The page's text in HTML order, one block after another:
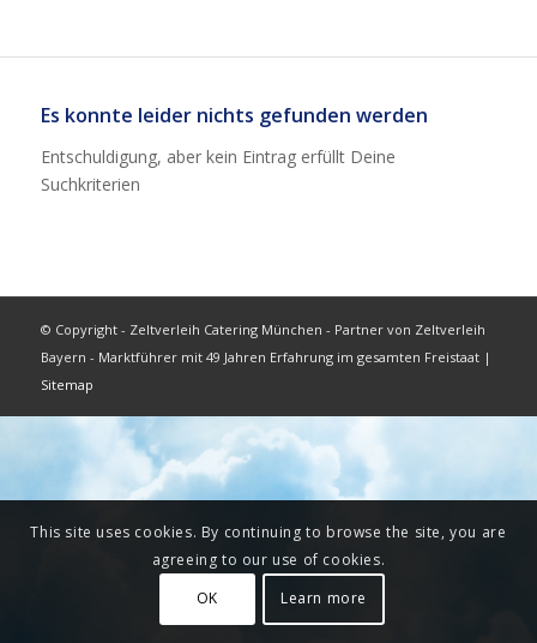
Es konnte leider nichts gefunden werden
Entschuldigung, aber kein Eintrag erfüllt Deine
Suchkriterien
© Copyright - Zeltverleih Catering München - Partner von Zeltverleih
Bayern - Marktführer mit 49 Jahren Erfahrung im gesamten Freistaat |
Sitemap
This site uses cookies. By continuing to browse the site, you are
agreeing to our use of cookies.
OK
Learn more